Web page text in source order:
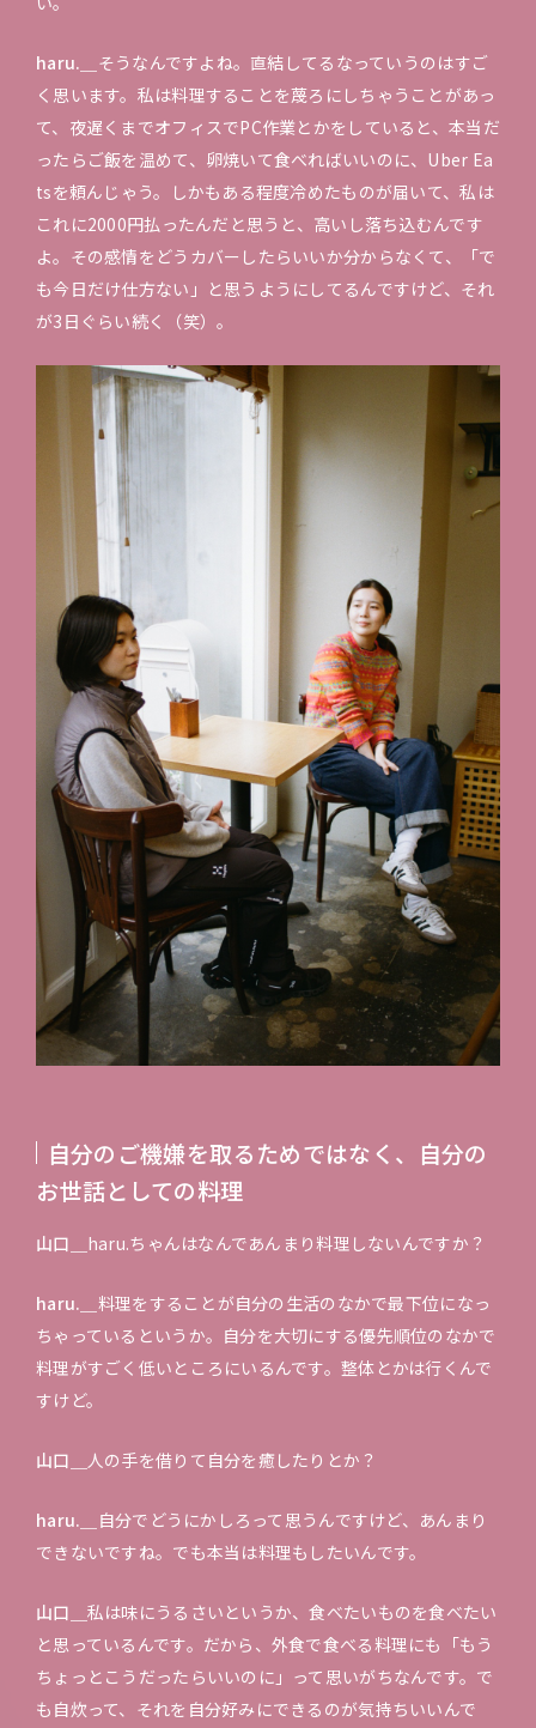
haru.＿ そうなんですよね。直結してるなっていうのはすご
く思います。私は料理することを蔑ろにしちゃうことがあっ
て、夜遅くまでオフィスでPC作業とかをしていると、本当だ
ったらご飯を温めて、卵焼いて食べればいいのに、Uber Ea
tsを頼んじゃう。しかもある程度冷めたものが届いて、私は
これに2000円払ったんだと思うと、高いし落ち込むんです
よ。その感情をどうカバーしたらいいか分からなくて、「で
も今日だけ仕方ない」と思うようにしてるんですけど、それ
が3日ぐらい続く（笑）。
自分のご機嫌を取るためではなく、自分の
お世話としての料理
山口＿ haru.ちゃんはなんであんまり料理しないんですか？
haru.＿ 料理をすることが自分の生活のなかで最下位になっ
ちゃっているというか。自分を大切にする優先順位のなかで
料理がすごく低いところにいるんです。整体とかは行くんで
すけど。
山口＿ 人の手を借りて自分を癒したりとか？
haru.＿
自分でどうにかしろって思うんですけど、あんまり
できないですね。でも本当は料理もしたいんです。
山口＿ 私は味にうるさいというか、食べたいものを食べたい
と思っているんです。だから、外食で食べる料理にも「もう
ちょっとこうだったらいいのに」って思いがちなんです。で
も自炊って、それを自分好みにできるのが気持ちいいんで